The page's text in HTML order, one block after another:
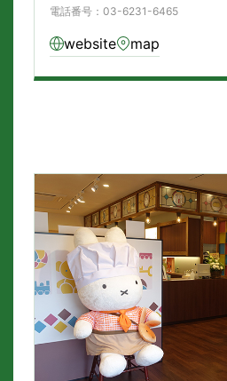
電話番号：03-6231-6465
website map